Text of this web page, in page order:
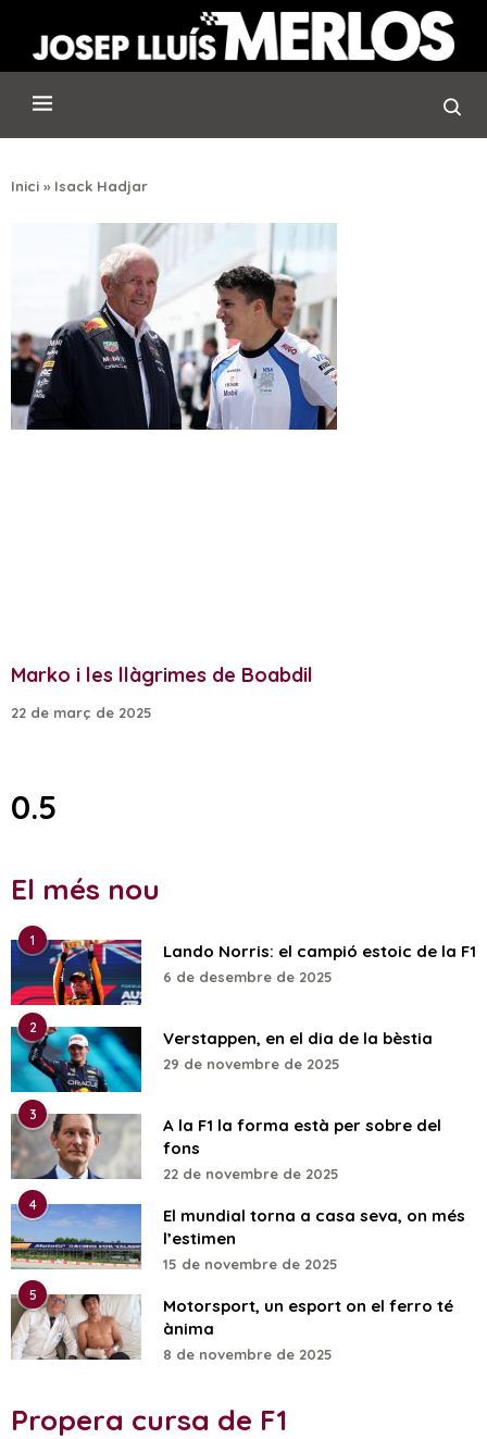
Inici » Isack Hadjar
Marko i les llàgrimes de Boabdil
22 de març de 2025
El més nou
1
Lando Norris: el campió estoic de la F1
6 de desembre de 2025
2
Verstappen, en el dia de la bèstia
29 de novembre de 2025
3
A la F1 la forma està per sobre del
fons
22 de novembre de 2025
4
El mundial torna a casa seva, on més
l’estimen
15 de novembre de 2025
5
Motorsport, un esport on el ferro té
ànima
8 de novembre de 2025
Propera cursa de F1